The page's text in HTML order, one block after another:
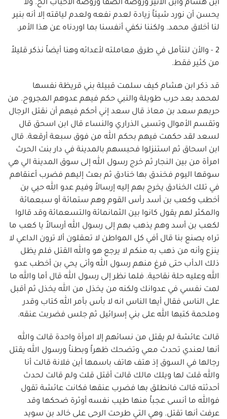
ابن هشام وابن الأثير وروضة الصفا وروضة الأحباب الخ. ولا
يحسن أن نورد شيئاً زيادة لعدم نفعه ولعدم لياقته إلا أنه بنير
لنا أخلاق محمد. ولكننا نكفي أنفسنا بما اوردناه عن هذا الأمر.
2 - والأن لنتأمل في طرق معاملته لأعدائه وهنا أيضاً نذكر قليلاً
من كثير فقط.
قد ذكر ابن هشام كيف سلمت قبيلة بني قريظة نفسها
لمحمد بعد حرب طويلة والنبي حكم فيهم عدوهم المجروح. من
حربهم سعد بن معاذ قال سعد إني أحكم فيهم أن نقتل الرجال
وتقسم الأموال وتسبى الذراري والنساء قال ابن اسحق قال
لسعد لقد حكمت فيهم بحكم الله من فوق سبعة أرقعة. قال
ابن اسحاق ثم استنزلوا فحبسهم بالمدينة في دار بنت الحرث
امرأة من بين النجار ثم خرج رسول الله إلى سوق المدينة الي هي
سوقها اليوم فخندق بها خنادق ثم بعث إليهم فضرب أعنقاهم
في تلك الخنادق يخرج بهم إليه إرسالاً وفيم عدو الله حيي بن
أخطب وكعب بن أسد رأس القوم وهم ستمائة أو سبعمائة
والمكثر لهم يقول كانوا بين الثمانمائة والتسعمائة وقد قالوا
لكعب بن أسد وهم يذهب بهم إلى رسول الله أرسالاً يا كعب ما
تراه يصنع بنا قال أفي كل المواطن لا تعقلون ألا ترون الداعي لا
ينزع وأنه من ذهب به منكم لا يرجع هو والله القتل فلم يظل
ذلك الدأب حتى فرغ منهم رسول الله وأتى يحي بن أخطب عدو
الله وعليه حلة نقاحية. فلما نظر إلى رسول الله قال أما والله ما
لمت نفسي في عدوانك ولكنه من يخذل من الله يخذل ثم أقبل
على الناس فقال أيها الناس انه لا بأس بأمر الله كتاب وقدر
وملحمة كتبها الله على بني إسرائيل ثم جلس فضربت عنقه.
قالت عائشة لم يقتل من نسائهم إلا امرأة واحدة قالت والله
أنها لعندي تحدث معي وتضحك ظهراً وبطناً ورسول الله يقتل
رجالها في السوق إذ هتف هاتف باسمها أين فلانة قالت أنا
والله قلت لها ويلك مالك قالت أقتل قلت ولم قالت لحدث
أحدثته قالت فانطلق بها فضرب عنقها فكانت عائشة تقول
فوالله ما أنسى عجباً منها طيب نفسه أوثرة ضحكها وقد
عرفت أنها تقتل. وهي التي طرحت الرحى على خالد بن سويد